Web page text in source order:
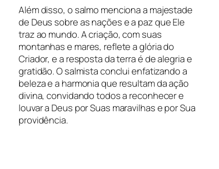
Além disso, o salmo menciona a majestade
de Deus sobre as nações e a paz que Ele
traz ao mundo. A criação, com suas
montanhas e mares, reflete a glória do
Criador, e a resposta da terra é de alegria e
gratidão. O salmista conclui enfatizando a
beleza e a harmonia que resultam da ação
divina, convidando todos a reconhecer e
louvar a Deus por Suas maravilhas e por Sua
providência.